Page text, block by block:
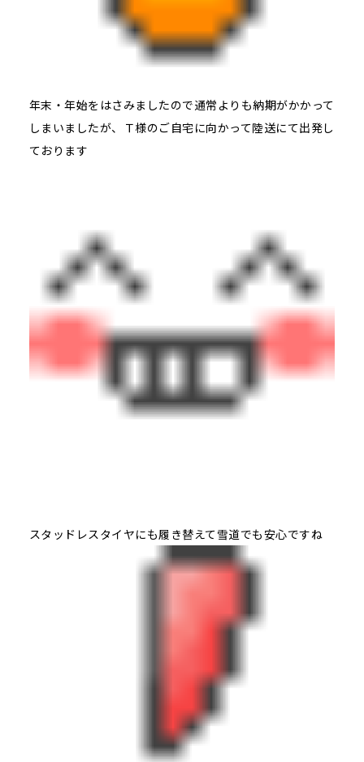
年末・年始をはさみましたので通常よりも納期がかかって
しまいましたが、Ｔ様のご自宅に向かって陸送にて出発し
ております
スタッドレスタイヤにも履き替えて雪道でも安心ですね